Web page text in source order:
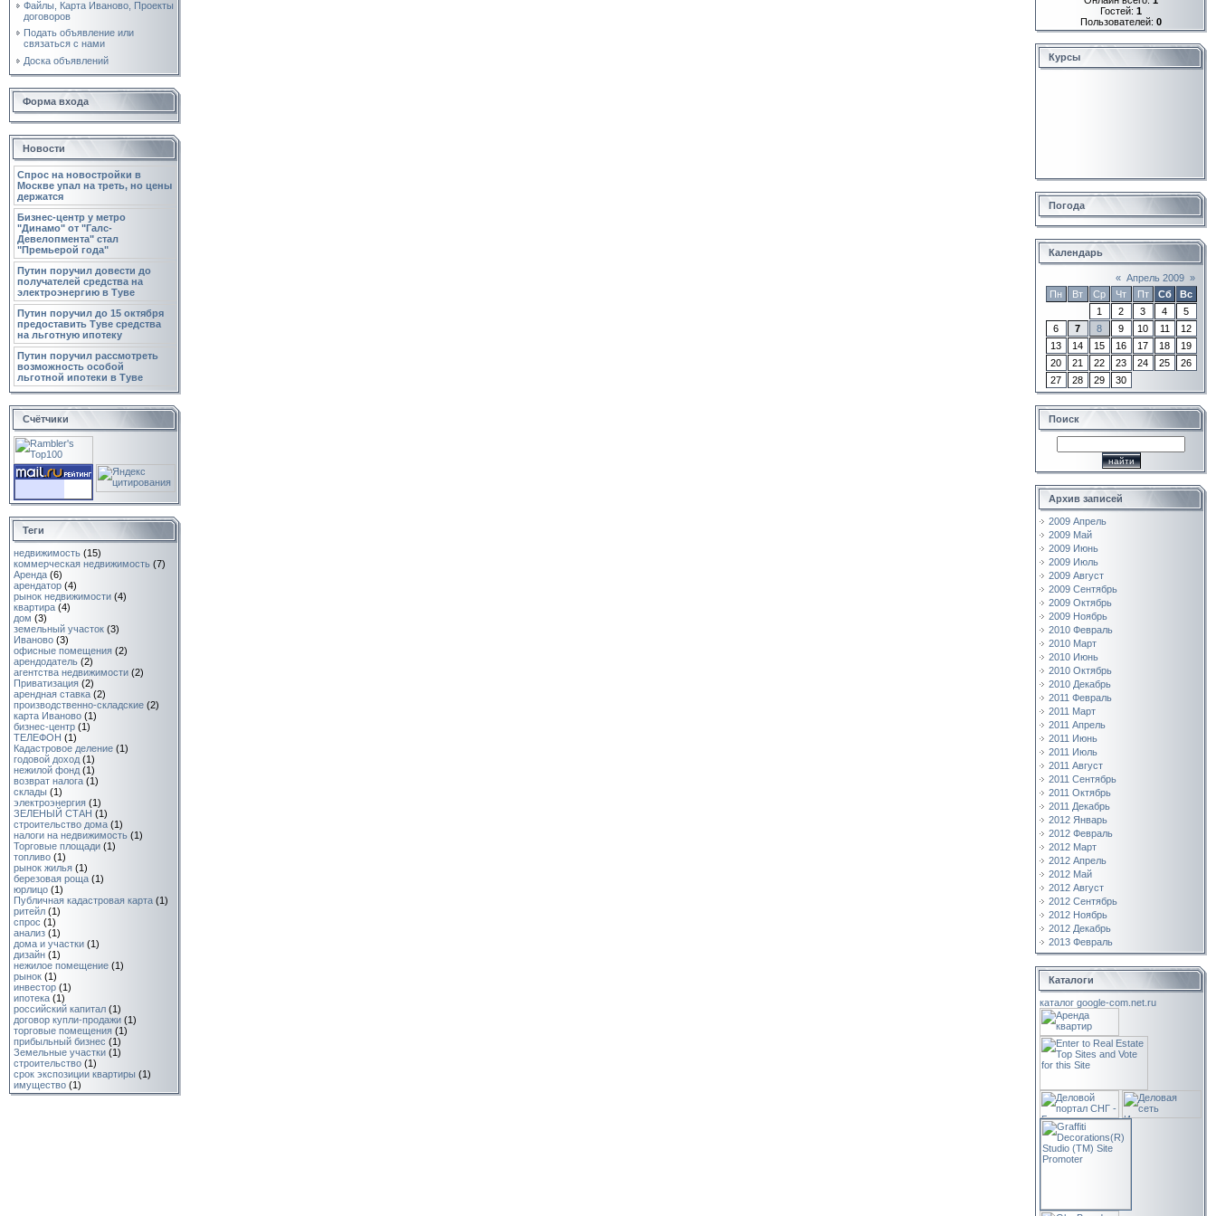
Файлы, Карта Иваново, Проекты
договоров
Подать объявление или
связаться с нами
Доска объявлений
Форма входа
Новости
Спрос на новостройки в
Москве упал на треть, но цены
держатся
Бизнес-центр у метро
"Динамо" от "Галс-
Девелопмента" стал
"Премьерой года"
Путин поручил довести до
получателей средства на
электроэнергию в Туве
Путин поручил до 15 октября
предоставить Туве средства
на льготную ипотеку
Путин поручил рассмотреть
возможность особой
льготной ипотеки в Туве
Счётчики
Теги
недвижимость (15)
коммерческая недвижимость (7)
Аренда (6)
арендатор (4)
рынок недвижимости (4)
квартира (4)
дом (3)
земельный участок (3)
Иваново (3)
офисные помещения (2)
арендодатель (2)
агентства недвижимости (2)
Приватизация (2)
арендная ставка (2)
производственно-складские (2)
карта Иваново (1)
бизнес-центр (1)
ТЕЛЕФОН (1)
Кадастровое деление (1)
годовой доход (1)
нежилой фонд (1)
возврат налога (1)
склады (1)
электроэнергия (1)
ЗЕЛЕНЫЙ СТАН (1)
cтрoитeльcтвo домa (1)
налоги на недвижимость (1)
Торговые площади (1)
топливо (1)
рынок жилья (1)
березовая роща (1)
юрлицо (1)
Публичная кадастровая карта (1)
ритейл (1)
спрос (1)
анализ (1)
дома и участки (1)
дизайн (1)
нежилое помещение (1)
рынок (1)
инвестор (1)
ипотека (1)
российский капитал (1)
договор купли-продажи (1)
торговые помещения (1)
прибыльный бизнес (1)
Земельные участки (1)
cтpoитeльство (1)
срок экспозиции квартиры (1)
имущество (1)
Гостей: 1
Пользователей: 0
Курсы
Погода
Календарь
« Апрель 2009 »
Пн
Вт Ср Чт Пт Сб
Вс
1
2 3 4
5
6
7 8 9 10 11
12
13
14 15 16 17 18
19
20
21 22 23 24 25
26
27
28 29 30
Поиск
Архив записей
2009 Апрель
2009 Май
2009 Июнь
2009 Июль
2009 Август
2009 Сентябрь
2009 Октябрь
2009 Ноябрь
2010 Февраль
2010 Март
2010 Июнь
2010 Октябрь
2010 Декабрь
2011 Февраль
2011 Март
2011 Апрель
2011 Июнь
2011 Июль
2011 Август
2011 Сентябрь
2011 Октябрь
2011 Декабрь
2012 Январь
2012 Февраль
2012 Март
2012 Апрель
2012 Май
2012 Август
2012 Сентябрь
2012 Ноябрь
2012 Декабрь
2013 Февраль
Каталоги
каталог google-com.net.ru